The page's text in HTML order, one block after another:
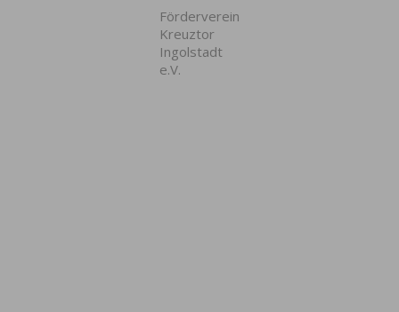
Förderverein
Kreuztor
Ingolstadt
e.V.